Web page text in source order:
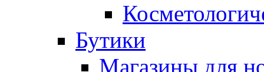
Бутики
Магазины для